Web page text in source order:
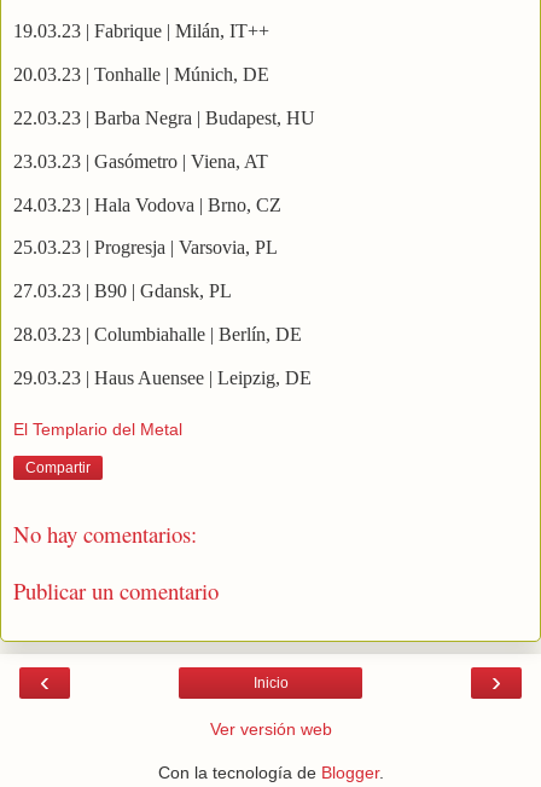
19.03.23 | Fabrique | Milán, IT++
20.03.23 | Tonhalle | Múnich, DE
22.03.23 | Barba Negra | Budapest, HU
23.03.23 | Gasómetro | Viena, AT
24.03.23 | Hala Vodova | Brno, CZ
25.03.23 | Progresja | Varsovia, PL
27.03.23 | B90 | Gdansk, PL
28.03.23 | Columbiahalle | Berlín, DE
29.03.23 | Haus Auensee | Leipzig, DE
El Templario del Metal
Compartir
No hay comentarios:
Publicar un comentario
‹ ›
Inicio
Ver versión web
Con la tecnología de Blogger.